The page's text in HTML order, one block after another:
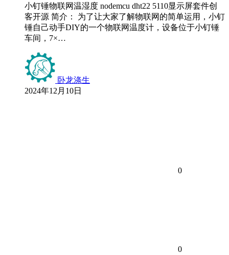
小钉锤物联网温湿度 nodemcu dht22 5110显示屏套件创
客开源 简介： 为了让大家了解物联网的简单运用，小钉
锤自己动手DIY的一个物联网温度计，设备位于小钉锤
车间，7×…
卧龙涤生
2024年12月10日
0
0